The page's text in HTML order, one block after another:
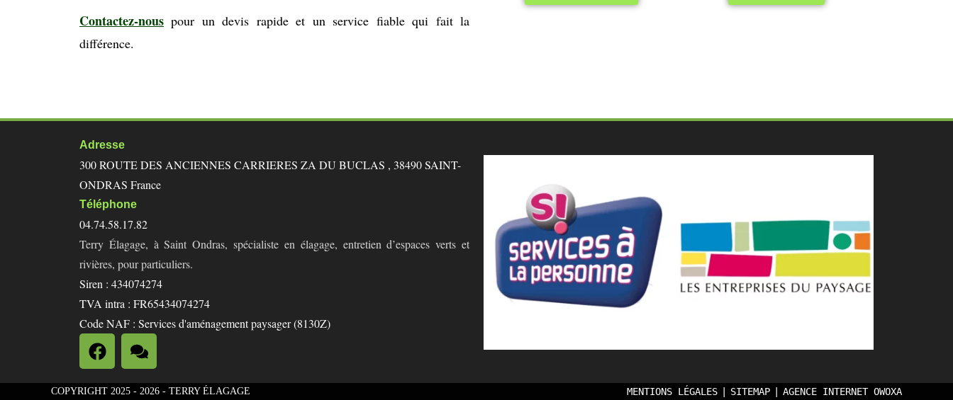
Contactez-nous pour un devis rapide et un service fiable qui fait la
différence.
Adresse
300 ROUTE DES ANCIENNES CARRIERES ZA DU BUCLAS , 38490 SAINT-
ONDRAS France
Téléphone
04.74.58.17.82
Terry Élagage, à Saint Ondras, spécialiste en élagage, entretien d’espaces verts et
rivières, pour particuliers.
Siren : 434074274
TVA intra : FR65434074274
Code NAF : Services d'aménagement paysager (8130Z)
MENTIONS LÉGALES SITEMAP AGENCE INTERNET OWOXA
COPYRIGHT 2025 - 2026 - TERRY ÉLAGAGE